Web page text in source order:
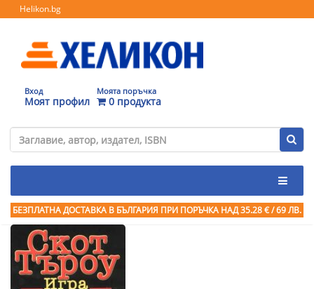
Helikon.bg
Вход
Моят профил
Моята поръчка
0 продукта
БЕЗПЛАТНА ДОСТАВКА В БЪЛГАРИЯ ПРИ ПОРЪЧКА НАД 35.28 € / 69 ЛВ.